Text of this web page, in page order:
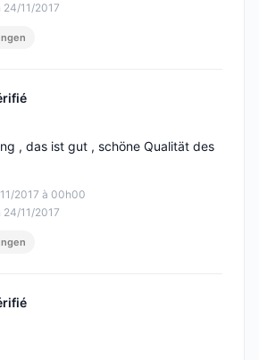
24/11/2017
5
2017 à 00h00
24/11/2017
, das ist gut , schöne Qualität des
5